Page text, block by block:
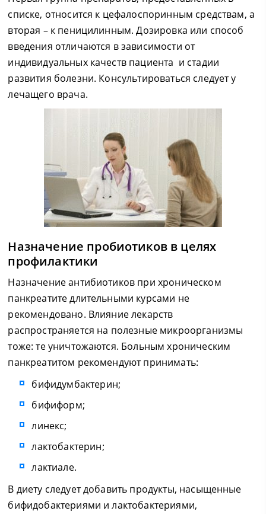
списке, относится к цефалоспоринным средствам, а
вторая – к пеницилинным. Дозировка или способ
введения отличаются в зависимости от
индивидуальных качеств пациента и стадии
развития болезни. Консультироваться следует у
лечащего врача.
Назначение пробиотиков в целях
профилактики
Назначение антибиотиков при хроническом
панкреатите длительными курсами не
рекомендовано. Влияние лекарств
распространяется на полезные микроорганизмы
тоже: те уничтожаются. Больным хроническим
панкреатитом рекомендуют принимать:
бифидумбактерин;
бифиформ;
линекс;
лактобактерин;
лактиале.
В диету следует добавить продукты, насыщенные
бифидобактериями и лактобактериями,